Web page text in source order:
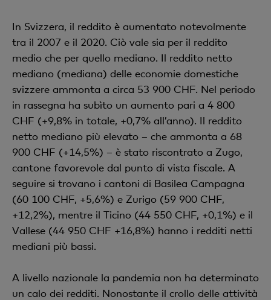
In Svizzera, il reddito è aumentato notevolmente
tra il 2007 e il 2020. Ciò vale sia per il reddito
medio che per quello mediano. Il reddito netto
mediano (mediana) delle economie domestiche
svizzere ammonta a circa 53 900 CHF. Nel periodo
in rassegna ha subìto un aumento pari a 4 800
CHF (+9,8% in totale, +0,7% all’anno). Il reddito
netto mediano più elevato – che ammonta a 68
900 CHF (+14,5%) – è stato riscontrato a Zugo,
cantone favorevole dal punto di vista fiscale. A
seguire si trovano i cantoni di Basilea Campagna
(60 100 CHF, +5,6%) e Zurigo (59 900 CHF,
+12,2%), mentre il Ticino (44 550 CHF, +0,1%) e il
Vallese (44 950 CHF +16,8%) hanno i redditi netti
mediani più bassi.
A livello nazionale la pandemia non ha determinato
un calo dei redditi. Nonostante il crollo delle attività